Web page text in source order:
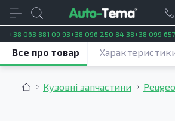
+38 063 881 09 93+38 096 250 84 38+38 099
Кузовні запчастини
Все про товар